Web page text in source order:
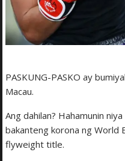
PASKUNG-PASKO ay
Macau.
Ang dahilan? Hahamunin
bakanteng korona ng World
flyweight title.